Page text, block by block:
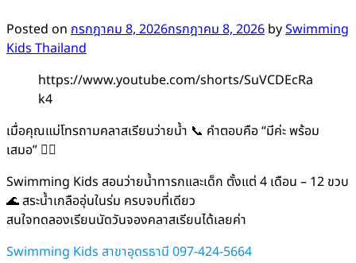
Posted on กรกฎาคม 8, 2026กรกฎาคม 8, 2026 bySwimming
Kids Thailand
https://www.youtube.com/shorts/SuVCDEcRa
k4
เมื่อคุณแม่โทรถามคลาสเรียนว่ายน้ำ 📞 คำตอบคือ “มีค่ะ พร้อม
เสมอ” 🙋‍♀️
Swimming Kids สอนว่ายน้ำทารกและเด็ก ตั้งแต่ 4 เดือน – 12 ขวบ
🌊 สระน้ำเกลืออุ่นในร่ม ครบจบที่เดียว
สนใจทดลองเรียนนัดวันจองคลาสเรียนได้เลยค่า
Swimming Kids สาขาอุดรธานี 097-424-5664